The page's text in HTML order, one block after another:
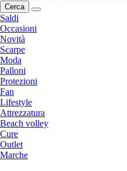
Cerca
Saldi
Occasioni
Novità
Scarpe
Moda
Palloni
Protezioni
Fan
Lifestyle
Attrezzatura
Beach volley
Cure
Outlet
Marche